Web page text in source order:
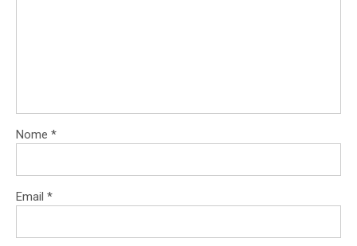
Nome *
Email *